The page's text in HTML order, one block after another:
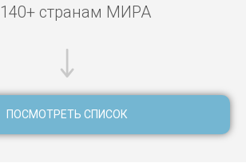
140+ странам МИРА
ПОСМОТРЕТЬ СПИСОК